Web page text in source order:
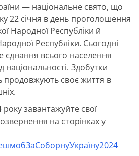
— національне свято, що
22 січня в день проголошення
Народної Республіки й
Республіки. Сьогодні
єднання всього населення
національності. Здобутки
продовжують своє життя в
завантажуйте свої
на сторінках у